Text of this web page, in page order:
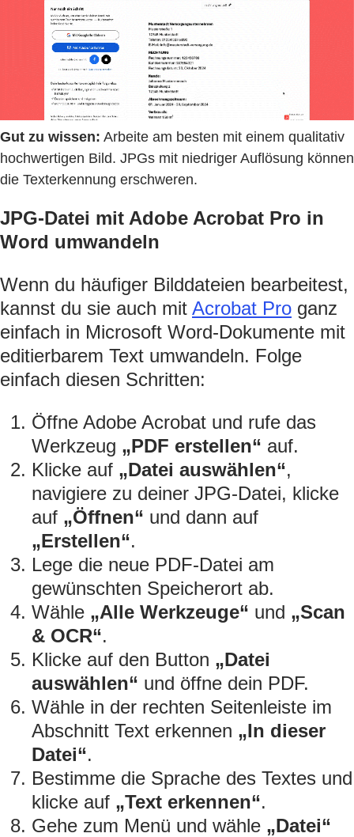
Gut zu wissen: Arbeite am besten mit einem qualitativ
hochwertigen Bild. JPGs mit niedriger Auflösung können
die Texterkennung erschweren.
JPG-Datei mit Adobe Acrobat Pro in
Word umwandeln
Wenn du häufiger Bilddateien bearbeitest,
kannst du sie auch mit Acrobat Pro ganz
einfach in Microsoft Word-Dokumente mit
editierbarem Text umwandeln. Folge
einfach diesen Schritten:
Öffne Adobe Acrobat und rufe das
Werkzeug „PDF erstellen“ auf.
Klicke auf „Datei auswählen“,
navigiere zu deiner JPG-Datei, klicke
auf „Öffnen“ und dann auf
„Erstellen“.
Lege die neue PDF-Datei am
gewünschten Speicherort ab.
Wähle „Alle Werkzeuge“ und „Scan
& OCR“.
Klicke auf den Button „Datei
auswählen“ und öffne dein PDF.
Wähle in der rechten Seitenleiste im
Abschnitt Text erkennen „In dieser
Datei“.
Bestimme die Sprache des Textes und
klicke auf „Text erkennen“.
Gehe zum Menü und wähle „Datei“